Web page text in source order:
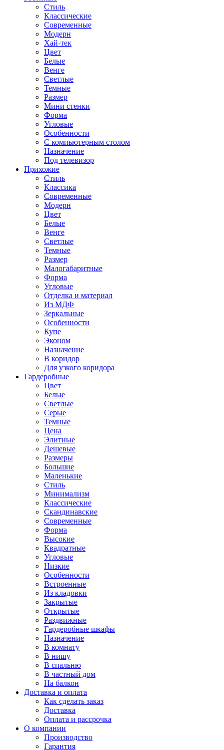
Стиль
Классические
Современные
Модерн
Хай-тек
Цвет
Белые
Венге
Светлые
Темные
Размер
Мини стенки
Форма
Угловые
Особенности
С компьютерным столом
Назначение
Под телевизор
Прихожие
Стиль
Классика
Современные
Модерн
Цвет
Белые
Венге
Светлые
Темные
Размер
Малогабаритные
Форма
Угловые
Отделка и материал
Из МДФ
Зеркальные
Особенности
Купе
Эконом
Назначение
В коридор
Для узкого коридора
Гардеробные
Цвет
Белые
Светлые
Серые
Темные
Цена
Элитные
Дешевые
Размеры
Большие
Маленькие
Стиль
Минимализм
Классические
Скандинавские
Современные
Форма
Высокие
Квадратные
Угловые
Низкие
Особенности
Встроенные
Из кладовки
Закрытые
Открытые
Раздвижные
Гардеробные шкафы
Назначение
В комнату
В нишу
В спальню
В частный дом
На балкон
Доставка и оплата
Как сделать заказ
Доставка
Оплата и рассрочка
О компании
Производство
Гарантия